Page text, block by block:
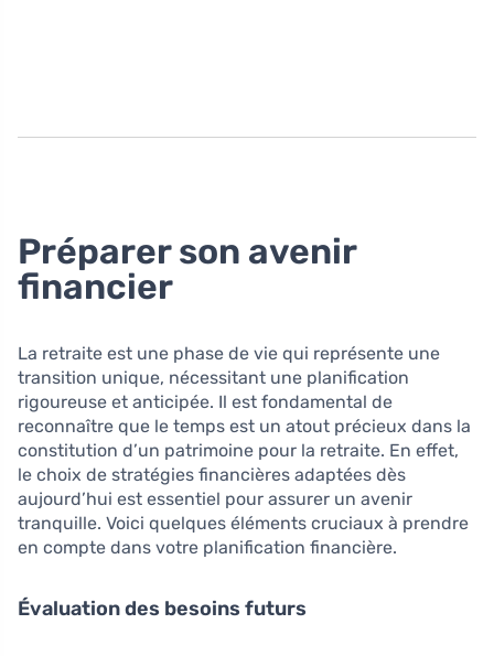
Préparer son avenir
financier
La retraite est une phase de vie qui représente une
transition unique, nécessitant une planification
rigoureuse et anticipée. Il est fondamental de
reconnaître que le temps est un atout précieux dans la
constitution d’un patrimoine pour la retraite. En effet,
le choix de stratégies financières adaptées dès
aujourd’hui est essentiel pour assurer un avenir
tranquille. Voici quelques éléments cruciaux à prendre
en compte dans votre planification financière.
Évaluation des besoins futurs